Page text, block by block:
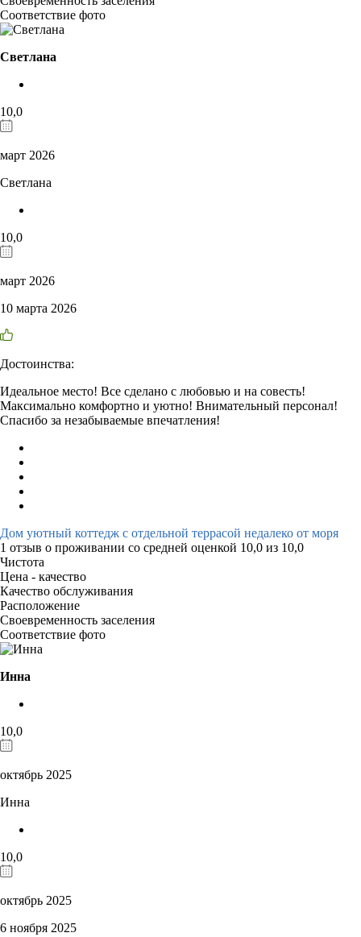
Соответствие фото
Светлана
10,0
март 2026
Светлана
10,0
март 2026
10 марта 2026
Достоинства:
Идеальное место! Все сделано с любовью и на совесть!
Максимально комфортно и уютно! Внимательный персонал!
Спасибо за незабываемые впечатления!
Дом уютный коттедж с отдельной террасой недалеко от моря
1 отзыв о проживании со средней оценкой 10,0 из 10,0
Чистота
Цена - качество
Качество обслуживания
Расположение
Своевременность заселения
Соответствие фото
Инна
10,0
октябрь 2025
Инна
10,0
октябрь 2025
6 ноября 2025